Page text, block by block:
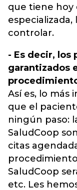
que tiene hoy
controlar.
- Es decir, los
garantizados
Así es, lo más
que el
ningún paso:
SaludCoop
citas
SaludCoop
etc. Les